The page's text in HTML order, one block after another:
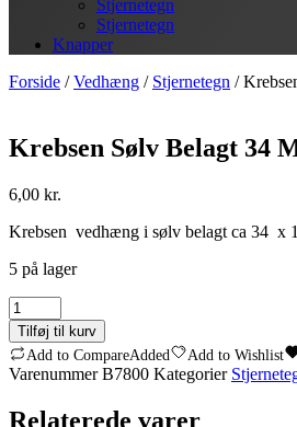
Stjernetegn
Stjernetegn
Knapper
Forside /Vedhæng / Stjernetegn /
Krebsen Sølv Belagt 34
6,00 kr.
Krebsen vedhæng i sølv belagt ca 34 x
5 på lager
Krebsen
Sølv
Belagt
34
Mm
Tilføj til kurv
Add to CompareAdded Add to Wishlist
VarenummerB7800 Kategorier
Relaterede varer